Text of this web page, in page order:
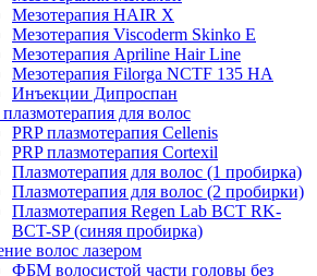
Мезотерапия HAIR X
Мезотерапия Viscoderm Skinko E
Мезотерапия Apriline Hair Line
Мезотерапия Filorga NCTF 135 HA
Инъекции Дипроспан
плазмотерапия для волос
PRP плазмотерапия Cellenis
PRP плазмотерапия Cortexil
Плазмотерапия для волос (1 пробирка)
Плазмотерапия для волос (2 пробирки)
Плазмотерапия Regen Lab BCT RK-
BCT-SP (синяя пробирка)
волос лазером
ФБМ волосистой части головы без